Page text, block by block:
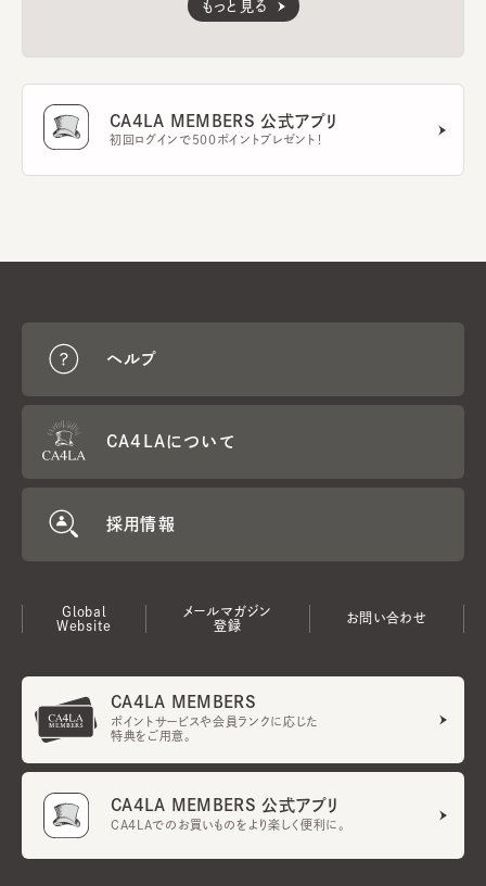
もっと見る
CA4LA MEMBERS 公式アプリ
初回ログインで500ポイントプレゼント！
ヘルプ
CA4LAについて
採用情報
Global
Website
メールマガジン
登録
お問い合わせ
CA4LA MEMBERS
ポイントサービスや会員ランクに応じた
特典をご用意。
CA4LA MEMBERS 公式アプリ
CA4LAでのお買いものをより楽しく便利に。